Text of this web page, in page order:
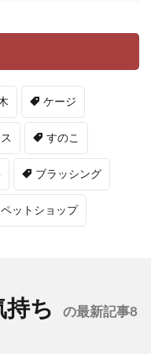
ケージ
すのこ
ブラッシング
ペットショップ
持ち の最新記事8